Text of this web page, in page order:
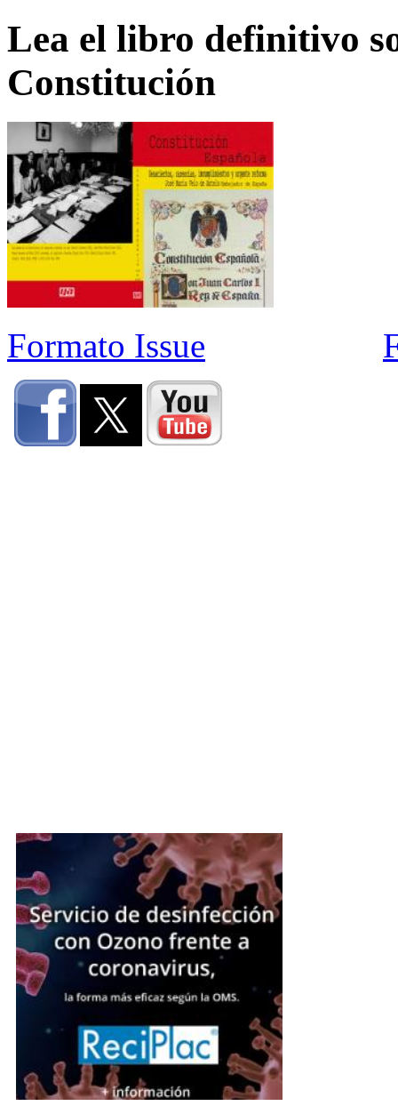
Lea el libro definitivo
Constitución
Formato Issue